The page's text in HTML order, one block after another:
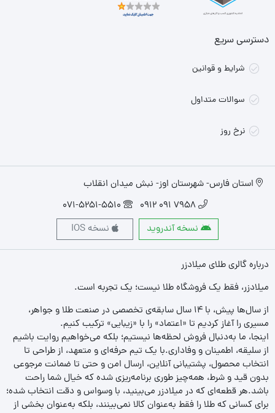
دسترسی سریع
شرایط و قوانین
سوالات متداول
نرخ روز
استان فارس- شهرستان اوز- نبش میدان انقلاب
7958 091 0912
071-5251-5510
نسخه آندروید
نسخه IOS
درباره گالری طلای میلادزر
میلادزر، فقط یک فروشگاه طلا نیست؛ یک تجربه‌ است.
از سال‌ها پیش، با ۱۴ سال سابقه‌ی تخصصی در صنعت طلا و جواهر،
مسیری را آغاز کردیم تا «اعتماد» را با «زیبایی» ترکیب کنیم.
اینجا، ما به‌دنبال فروش لحظه‌ها نیستیم؛ بلکه می‌خواهیم روایت باشیم
از سلیقه، اطمینان و وفاداری.با یک تیم حرفه‌ای و متعهد، از طراحی تا
انتخاب محصول، پشتیبانی آنلاین، ارسال امن و حتی تا ضمانت مرجوعی
بدون قید و شرط، همه‌چیز طوری برنامه‌ریزی شده که خیال شما راحت
باشد.هر قطعه‌ای که در میلادزر می‌بینید، با وسواس و دقت انتخاب شده؛
برای کسانی که طلا را فقط به‌عنوان کالا نمی‌بینند، بلکه به‌عنوان بخشی از